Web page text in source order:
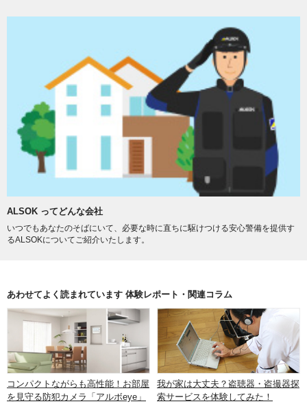
ALSOK ってどんな会社
いつでもあなたのそばにいて、必要な時に直ちに駆けつける安心警備を提供す
るALSOKについてご紹介いたします。
あわせてよく読まれています 体験レポート・関連コラム
コンパクトながらも高性能！お部屋
を見守る防犯カメラ「アルボeye」
我が家は大丈夫？盗聴器・盗撮器探
索サービスを体験してみた！